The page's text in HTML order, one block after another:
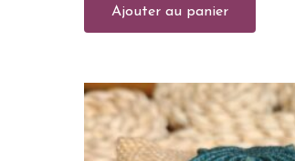
Ajouter au panier